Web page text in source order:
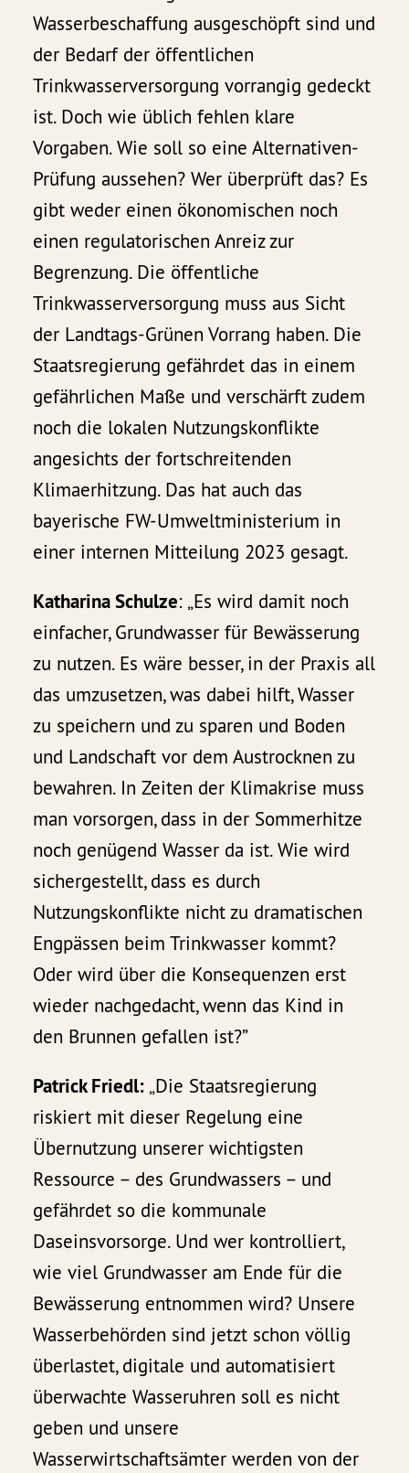
Wasserbeschaffung ausgeschöpft sind und
der Bedarf der öffentlichen
Trinkwasserversorgung vorrangig gedeckt
ist. Doch wie üblich fehlen klare
Vorgaben. Wie soll so eine Alternativen-
Prüfung aussehen? Wer überprüft das? Es
gibt weder einen ökonomischen noch
einen regulatorischen Anreiz zur
Begrenzung. Die öffentliche
Trinkwasserversorgung muss aus Sicht
der Landtags-Grünen Vorrang haben. Die
Staatsregierung gefährdet das in einem
gefährlichen Maße und verschärft zudem
noch die lokalen Nutzungskonflikte
angesichts der fortschreitenden
Klimaerhitzung. Das hat auch das
bayerische FW-Umweltministerium in
einer internen Mitteilung 2023 gesagt.
Katharina Schulze: „Es wird damit noch
einfacher, Grundwasser für Bewässerung
zu nutzen. Es wäre besser, in der Praxis all
das umzusetzen, was dabei hilft, Wasser
zu speichern und zu sparen und Boden
und Landschaft vor dem Austrocknen zu
bewahren. In Zeiten der Klimakrise muss
man vorsorgen, dass in der Sommerhitze
noch genügend Wasser da ist. Wie wird
sichergestellt, dass es durch
Nutzungskonflikte nicht zu dramatischen
Engpässen beim Trinkwasser kommt?
Oder wird über die Konsequenzen erst
wieder nachgedacht, wenn das Kind in
den Brunnen gefallen ist?”
Patrick Friedl: „Die Staatsregierung
riskiert mit dieser Regelung eine
Übernutzung unserer wichtigsten
Ressource – des Grundwassers – und
gefährdet so die kommunale
Daseinsvorsorge. Und wer kontrolliert,
wie viel Grundwasser am Ende für die
Bewässerung entnommen wird? Unsere
Wasserbehörden sind jetzt schon völlig
überlastet, digitale und automatisiert
überwachte Wasseruhren soll es nicht
geben und unsere
Wasserwirtschaftsämter werden von der